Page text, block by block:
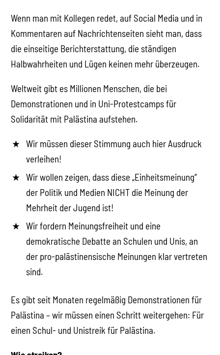
Wenn man mit Kollegen redet, auf Social Media und in
Kommentaren auf Nachrichtenseiten sieht man, dass
die einseitige Berichterstattung, die ständigen
Halbwahrheiten und Lügen keinen mehr überzeugen.
Weltweit gibt es Millionen Menschen, die bei
Demonstrationen und in Uni-Protestcamps für
Solidarität mit Palästina aufstehen.
Wir müssen dieser Stimmung auch hier Ausdruck
verleihen!
Wir wollen zeigen, dass diese „Einheitsmeinung“
der Politik und Medien NICHT die Meinung der
Mehrheit der Jugend ist!
Wir fordern Meinungsfreiheit und eine
demokratische Debatte an Schulen und Unis, an
der pro-palästinensische Meinungen klar vertreten
sind.
Es gibt seit Monaten regelmäßig Demonstrationen für
Palästina – wir müssen einen Schritt weitergehen: Für
einen Schul- und Unistreik für Palästina.